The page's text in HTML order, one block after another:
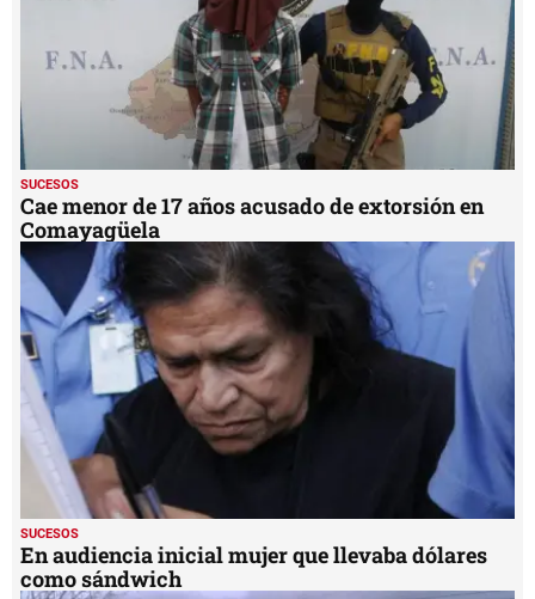
SUCESOS
Cae menor de 17 años acusado de extorsión en
Comayagüela
SUCESOS
En audiencia inicial mujer que llevaba dólares
como sándwich